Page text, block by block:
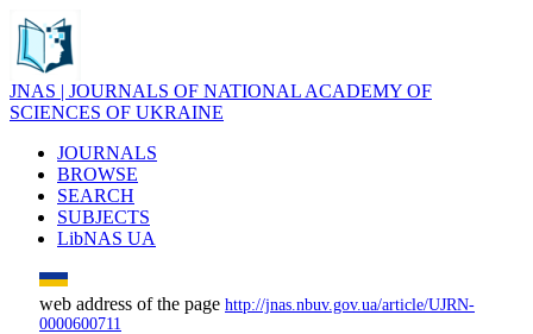
JNAS | JOURNALS OF NATIONAL ACADEMY OF
SCIENCES OF UKRAINE
JOURNALS
BROWSE
SEARCH
SUBJECTS
LibNAS UA
web address of the page http://jnas.nbuv.gov.ua/article/UJRN-
0000600711